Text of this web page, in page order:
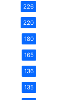
226
220
180
165
136
135